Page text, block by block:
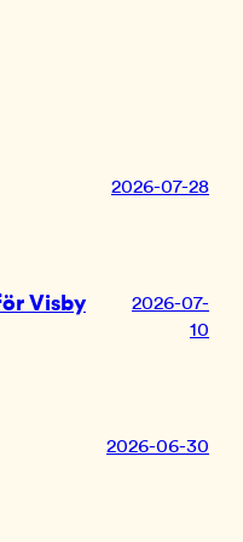
2026-07-28
Visby
2026-07-
10
2026-06-30